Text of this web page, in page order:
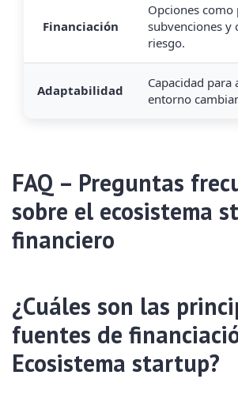
Financiación
Opciones como
subvenciones y
riesgo.
Adaptabilidad
Capacidad para
entorno
FAQ – Preguntas
sobre el ecosistema
financiero
¿Cuáles son las
fuentes de
Ecosistema startup?